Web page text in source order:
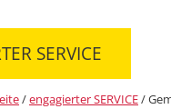
SERVICE
/engagierter SERVICE/